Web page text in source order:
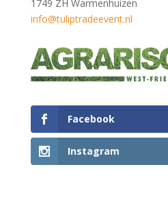
1749 ZH Warmenhuizen
info@tuliptradeevent.nl
Facebook
Instagram